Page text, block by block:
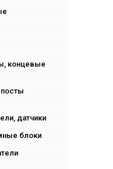
концевые
датчики
блоки